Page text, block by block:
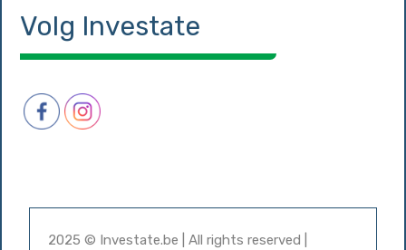
Volg Investate
2025 © Investate.be | All rights reserved |